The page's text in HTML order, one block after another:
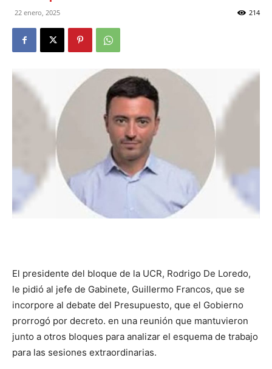
Verdad
es
lo
que
22 enero, 2025 214
El presidente del bloque de la UCR, Rodrigo De Loredo,
le pidió al jefe de Gabinete, Guillermo Francos, que se
incorpore al debate del Presupuesto, que el Gobierno
prorrogó por decreto. en una reunión que mantuvieron
junto a otros bloques para analizar el esquema de trabajo
para las sesiones extraordinarias.